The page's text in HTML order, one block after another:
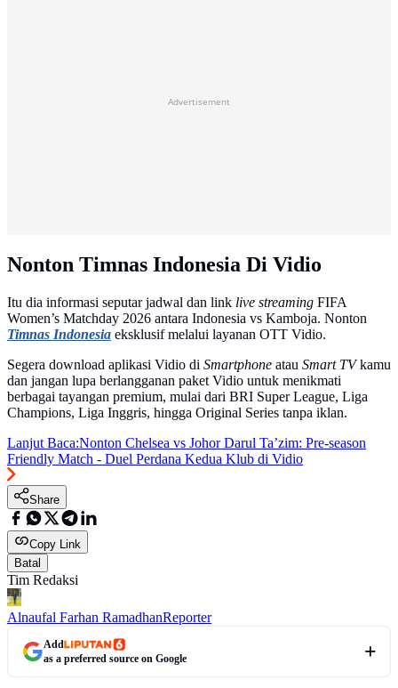
Advertisement
Nonton Timnas Indonesia Di Vidio
Itu dia informasi seputar jadwal dan link live streaming FIFA
Women’s Matchday 2026 antara Indonesia vs Kamboja. Nonton
Timnas Indonesia eksklusif melalui layanan OTT Vidio.
Segera download aplikasi Vidio di Smartphone atau Smart TVkamu
dan jangan lupa berlangganan paket Vidio untuk menikmati
berbagai tayangan premium, mulai dari BRI Super League, Liga
Champions, Liga Inggris, hingga Original Series tanpa iklan.
Lanjut Baca:Nonton Chelsea vs Johor Darul Ta’zim: Pre-season
Friendly Match - Duel Perdana Kedua Klub di Vidio
Share
Copy Link
Batal
Tim Redaksi
Alnaufal Farhan RamadhanReporter
Add
as a preferred source on Google